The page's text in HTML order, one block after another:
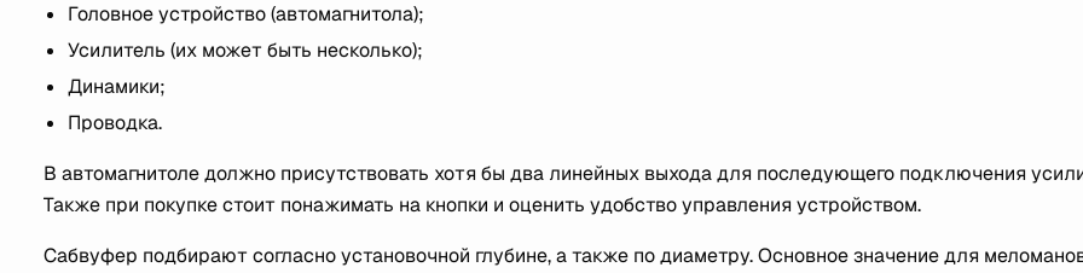
Головное устройство (автомагнитола);
Усилитель (их может быть несколько);
Динамики;
Проводка.
В автомагнитоле должно присутствовать хотя бы два линейных выхода для последующего подключения
Также при покупке стоит понажимать на кнопки и оценить удобство управления устройством.
Сабвуфер подбирают согласно установочной глубине, а также по диаметру. Основное значение для